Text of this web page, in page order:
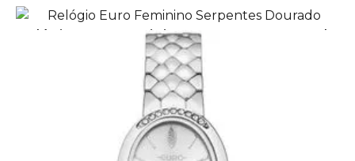
Relógio Euro Feminino Serpentes Dourado
R$ 59,90
ADICIONAR AO CARRINHO